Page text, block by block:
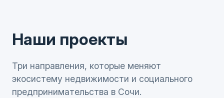
Наши проекты
Три направления, которые меняют
экосистему недвижимости и социального
предпринимательства в Сочи.